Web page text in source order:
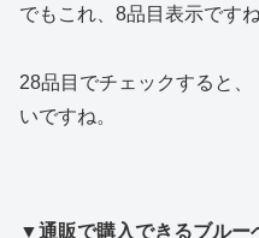
でもこれ、8品目表示ですね
28品目でチェックすると
いですね。
▼通販で購入できるブルー